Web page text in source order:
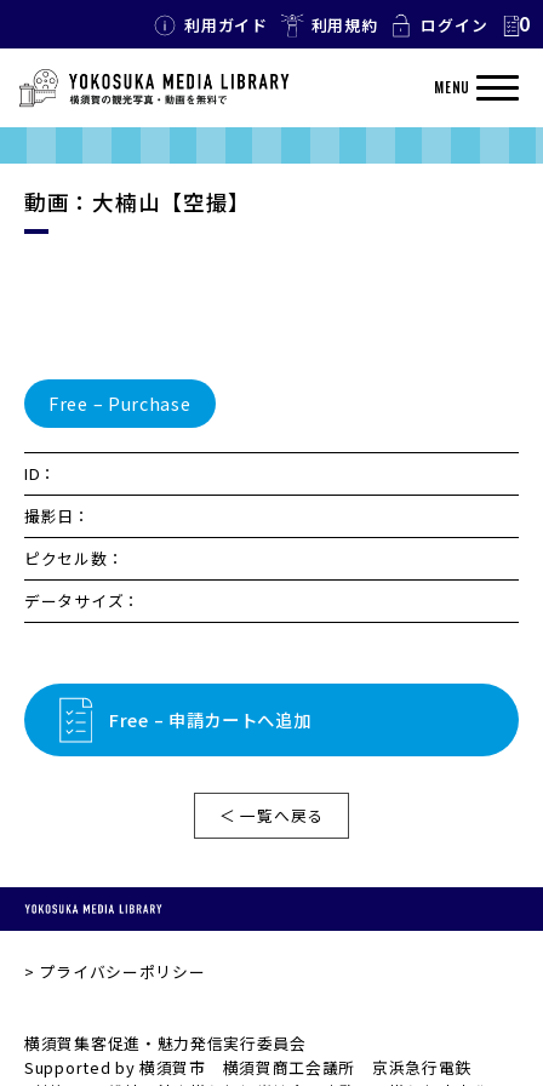
利用ガイド 利用規約 ログイン 0
MENU
動画：大楠山【空撮】
Free – Purchase
ID：
撮影日：
ピクセル数：
データサイズ：
Free – 申請カートへ追加
＜ 一覧へ戻る
プライバシーポリシー
横須賀集客促進・魅力発信実行委員会
Supported by 横須賀市 横須賀商工会議所 京浜急行電鉄